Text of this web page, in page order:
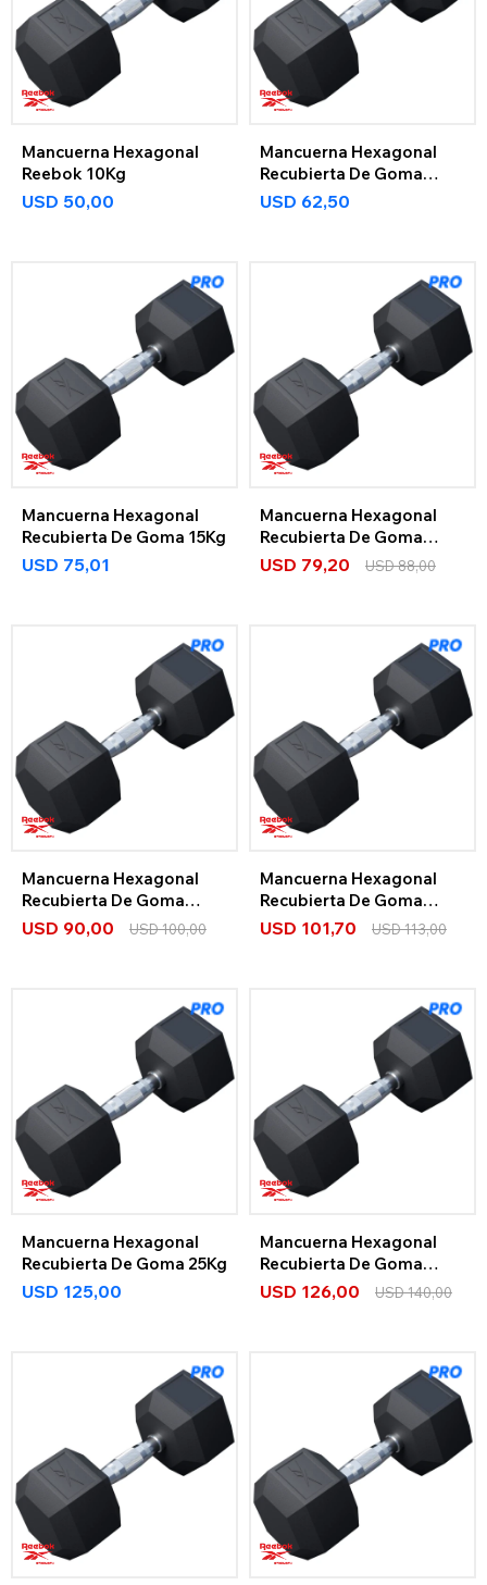
Mancuerna Hexagonal
Reebok 10Kg
USD 50,00
Mancuerna Hexagonal
Recubierta De Goma
12,5Kg
USD 62,50
Mancuerna Hexagonal
Recubierta De Goma 15Kg
USD 75,01
Mancuerna Hexagonal
Recubierta De Goma
17,5Kg
USD 79,20 USD88,00
Mancuerna Hexagonal
Recubierta De Goma
20Kg
USD 90,00 USD100,00
Mancuerna Hexagonal
Recubierta De Goma
22,5Kg
USD 101,70 USD113,00
Mancuerna Hexagonal
Recubierta De Goma 25Kg
USD 125,00
Mancuerna Hexagonal
Recubierta De Goma
27,5Kg
USD 126,00 USD140,00